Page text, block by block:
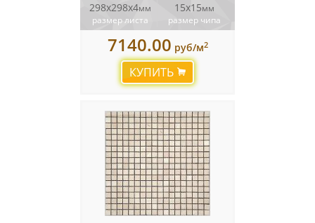
298х298х4мм
размер листа
15х15мм
размер чипа
7140.00 руб/м2
КУПИТЬ